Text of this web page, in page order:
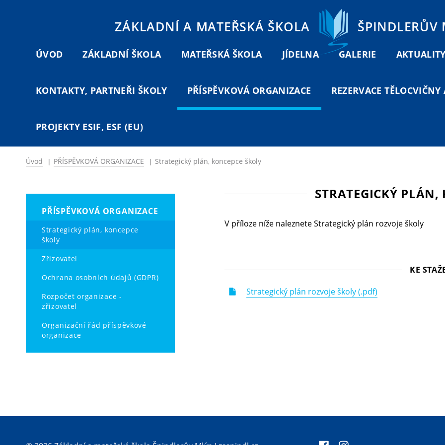
ZÁKLADNÍ A MATEŘSKÁ ŠKOLA ŠPINDLERŮV
ÚVOD ZÁKLADNÍ ŠKOLA MATEŘSKÁ ŠKOLA JÍDELNA GALERIE
KONTAKTY, PARTNEŘI ŠKOLY PŘÍSPĚVKOVÁ ORGANIZACE REZERVACE
PROJEKTY ESIF, ESF (EU)
Úvod | PŘÍSPĚVKOVÁ ORGANIZACE | Strategický plán, koncepce školy
PŘÍSPĚVKOVÁ ORGANIZACE
Strategický plán, koncepce
školy
Zřizovatel
Ochrana osobních údajů (GDPR)
Rozpočet organizace -
zřizovatel
Organizační řád příspěvkové
organizace
STRATEGICKÝ PLÁN,
V příloze níže naleznete Strategický plán rozvoje školy
KE
Strategický plán rozvoje školy (.pdf)